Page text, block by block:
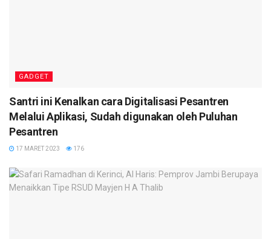
GADGET
Santri ini Kenalkan cara Digitalisasi Pesantren
Melalui Aplikasi, Sudah digunakan oleh Puluhan
Pesantren
17 MARET 2023 176